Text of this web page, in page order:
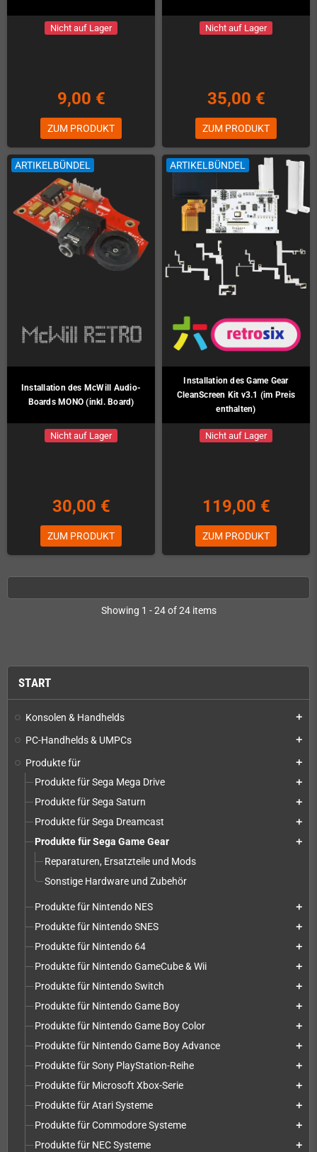
START
Konsolen & Handhelds add
PC-Handhelds & UMPCs add
Produkte für add
Produkte für Sega Mega Drive add
Produkte für Sega Saturn add
Produkte für Sega Dreamcast add
Produkte für Sega Game Gear add
Reparaturen, Ersatzteile und Mods
Sonstige Hardware und Zubehör
Produkte für Nintendo NES add
Produkte für Nintendo SNES add
Produkte für Nintendo 64 add
Produkte für Nintendo GameCube & Wii add
Produkte für Nintendo Switch add
Produkte für Nintendo Game Boy add
Produkte für Nintendo Game Boy Color add
Produkte für Nintendo Game Boy Advance add
Produkte für Sony PlayStation-Reihe add
Produkte für Microsoft Xbox-Serie add
Produkte für Atari Systeme add
Produkte für Commodore Systeme add
Produkte für NEC Systeme add
Nicht auf Lager
9,00 €
ZUM PRODUKT
Nicht auf Lager
35,00 €
ZUM PRODUKT
ARTIKELBÜNDEL
Installation des McWill Audio-
Boards MONO (inkl. Board)
Nicht auf Lager
30,00 €
ZUM PRODUKT
ARTIKELBÜNDEL
Installation des Game Gear
CleanScreen Kit v3.1 (im Preis
enthalten)
Nicht auf Lager
119,00 €
ZUM PRODUKT
Showing 1 - 24 of 24 items